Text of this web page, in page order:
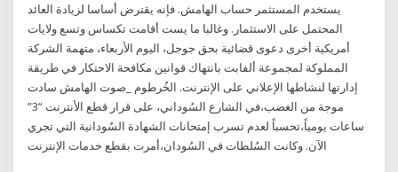
يستخدم المستثمر حساب الهامش. فإنه يقترض أساسا لزيادة العائد
المحتمل على الاستثمار. وغالبا ما يست أقامت تكساس وتسع ولايات
أمريكية أخرى دعوى قضائية بحق جوجل، اليوم الأربعاء، متهمة الشركة
المملوكة لمجموعة ألفابت بانتهاك قوانين مكافحة الاحتكار في طريقة
إدارتها لنشاطها الإعلاني على الإنترنت. الخُرطوم _صوت الهامش سادت
موجة من الغضب،في الشارع السُوداني، على قرار قطع الأنترنت “3”
ساعات يومياً،تحسباً لعدم تسرب إمتحانات الشهادة السُودانية التي تجري
الآن. وكانت السُلطات في السُودان،أمرت بقطع خدمات الإنترنت